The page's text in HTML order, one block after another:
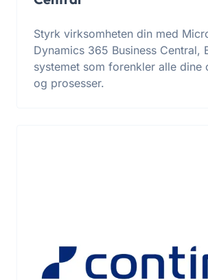
Styrk virksomheten din med
Dynamics 365 Business Central,
systemet som forenkler alle dine
og prosesser.